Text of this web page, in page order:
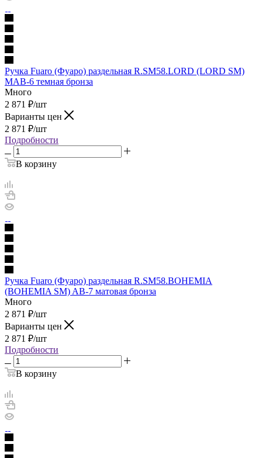
Ручка Fuaro (Фуаро) раздельная R.SM58.LORD (LORD SM)
MAB-6 темная бронза
Много
2 871 ₽/шт
Варианты цен
2 871 ₽/шт
Подробности
В корзину
Ручка Fuaro (Фуаро) раздельная R.SM58.BOHEMIA
(BOHEMIA SM) AB-7 матовая бронза
Много
2 871 ₽/шт
Варианты цен
2 871 ₽/шт
Подробности
В корзину